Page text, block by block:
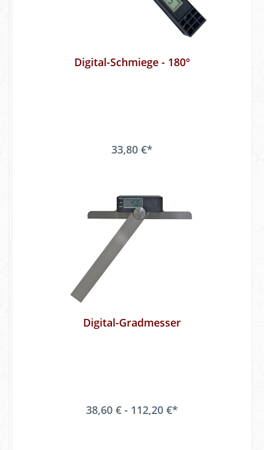
Digital-Schmiege - 180°
33,80 €*
Digital-Gradmesser
38,60 € - 112,20 €*